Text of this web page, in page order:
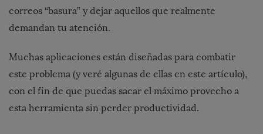
correos “basura” y dejar aquellos que realmente
demandan tu atención.
Muchas aplicaciones están diseñadas para combatir
este problema (y veré algunas de ellas en este artículo),
con el fin de que puedas sacar el máximo provecho a
esta herramienta sin perder productividad.